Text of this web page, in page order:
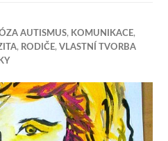
AUTISMUS, KOMUNIKACE,
, RODIČE, VLASTNÍ TVORBA